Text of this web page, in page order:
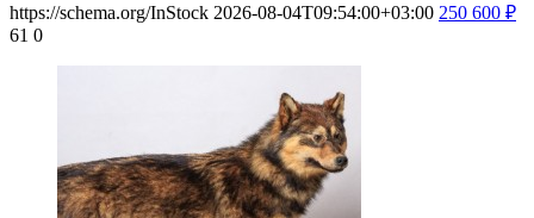
https://schema.org/InStock 2026-08-04T09:54:00+03:00 250 600 ₽
61 0